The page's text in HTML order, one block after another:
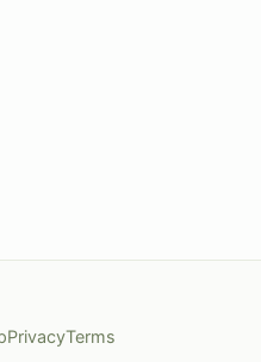
PrivacyTerms